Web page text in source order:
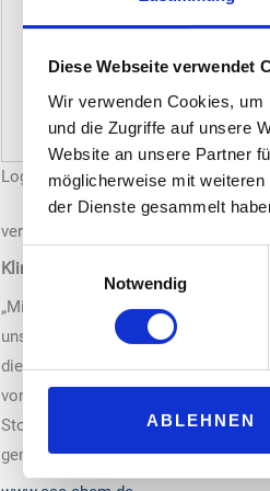
Diese Webseite verwendet
Wir verwenden Cookies,
und die Zugriffe auf unsere
Website an unsere Partner
möglicherweise mit
der Dienste gesammelt
Notwendig
ABLEHNEN
Logo: CAC Engineering GmbH
vertrauensvolle Partnerschaften zu
Klimaneutrales Benzin
„Mit der Umfirmierung setzen wir
unsere Werte zu stärken,
die Herstellung klimaneutralen
vor mehr als 10 Jahren, leisten wir
Stolz auf unsere Vergangenheit
gemeinsam fortzusetzen.“